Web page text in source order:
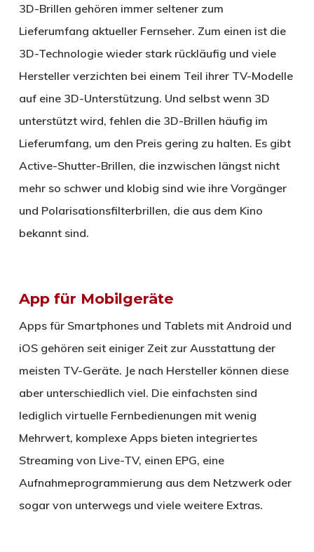
3D-Brillen gehören immer seltener zum
Lieferumfang aktueller Fernseher. Zum einen ist die
3D-Technologie wieder stark rückläufig und viele
Hersteller verzichten bei einem Teil ihrer TV-Modelle
auf eine 3D-Unterstützung. Und selbst wenn 3D
unterstützt wird, fehlen die 3D-Brillen häufig im
Lieferumfang, um den Preis gering zu halten. Es gibt
Active-Shutter-Brillen, die inzwischen längst nicht
mehr so schwer und klobig sind wie ihre Vorgänger
und Polarisationsfilterbrillen, die aus dem Kino
bekannt sind.
App für Mobilgeräte
Apps für Smartphones und Tablets mit Android und
iOS gehören seit einiger Zeit zur Ausstattung der
meisten TV-Geräte. Je nach Hersteller können diese
aber unterschiedlich viel. Die einfachsten sind
lediglich virtuelle Fernbedienungen mit wenig
Mehrwert, komplexe Apps bieten integriertes
Streaming von Live-TV, einen EPG, eine
Aufnahmeprogrammierung aus dem Netzwerk oder
sogar von unterwegs und viele weitere Extras.